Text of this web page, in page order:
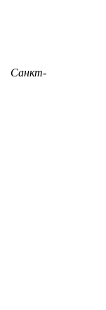
Санкт-